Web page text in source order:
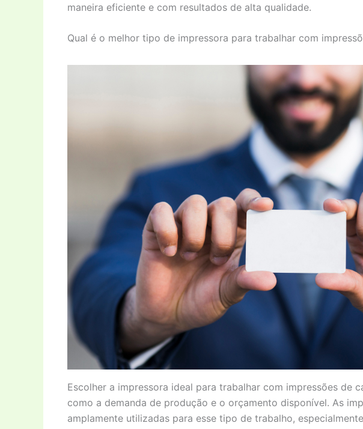
maneira eficiente e com resultados de alta qualidade.
Qual é o melhor tipo de impressora para trabalhar com
Escolher a impressora ideal para trabalhar com impressões de
como a demanda de produção e o orçamento disponível. As
amplamente utilizadas para esse tipo de trabalho,